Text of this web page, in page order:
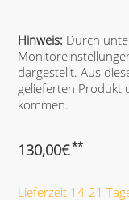
Hinweis: Durch
dargestellt. Aus
gelieferten Produkt
kommen.
130,00€**
Lieferzeit 14-21